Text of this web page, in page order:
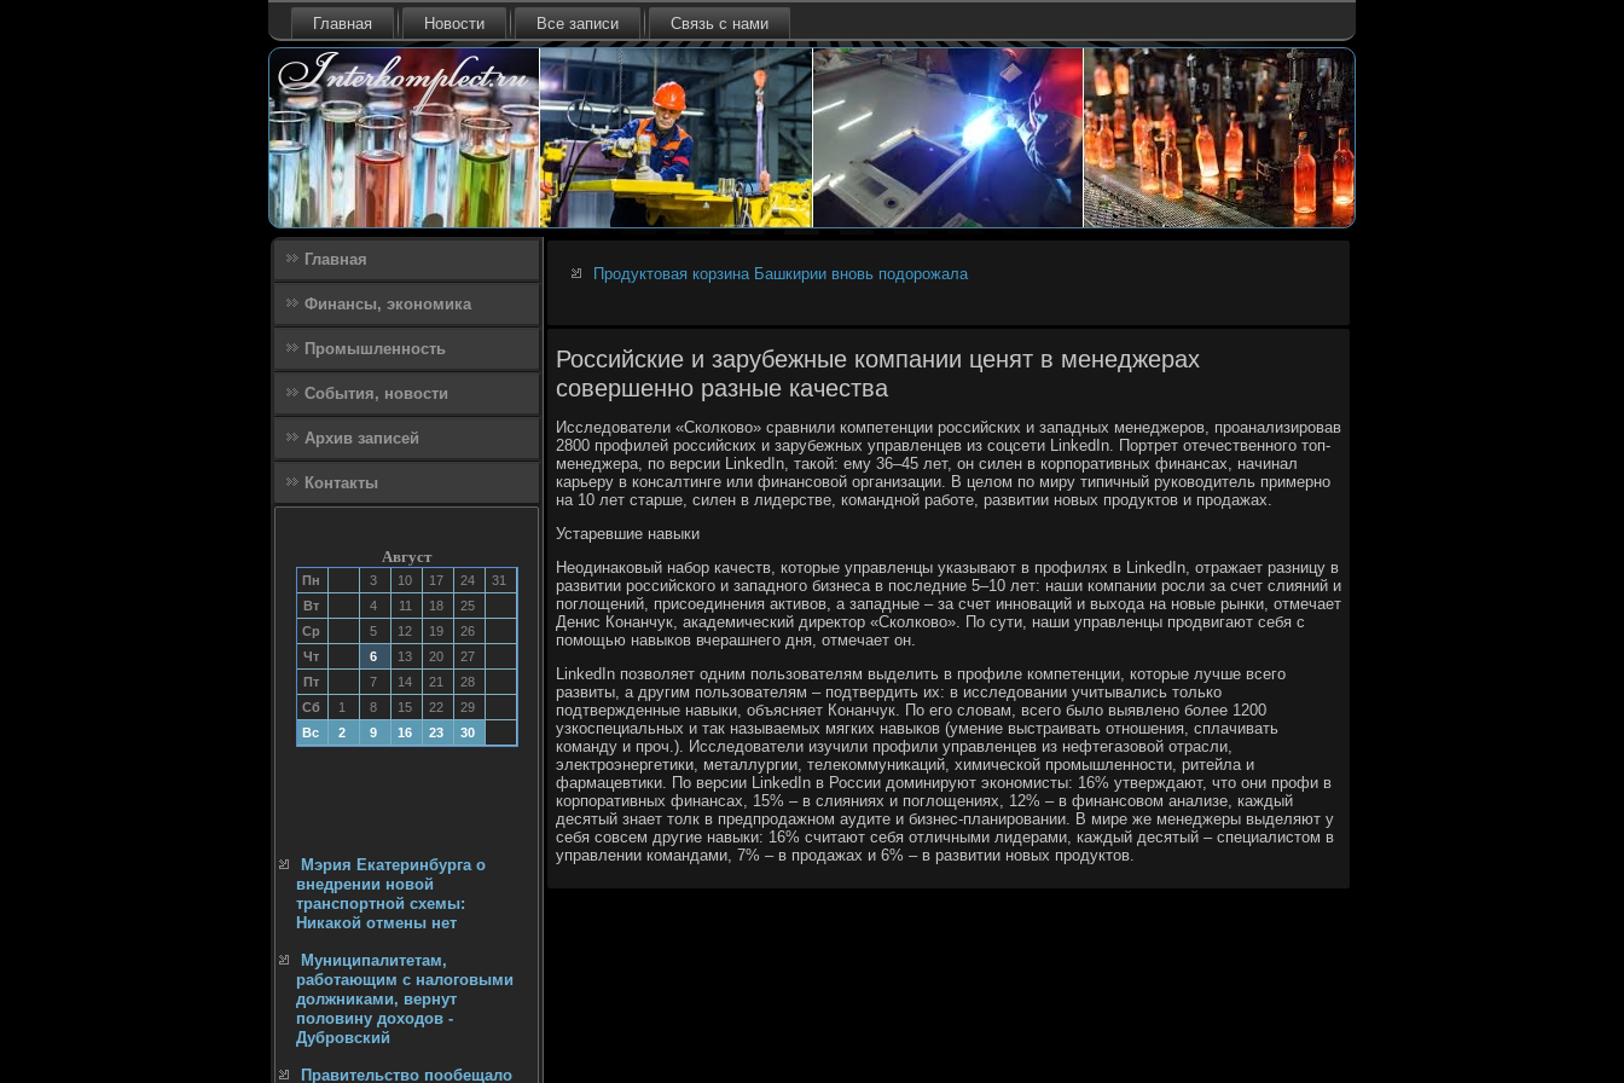
Главная Новости Все записи Связь с нами
Главная
Финансы, экономика
Промышленность
События, новости
Архив записей
Контакты
Август
Пн 3 10 17 24
31
Вт
4 11 18
25
Ср
5 12 19
26
Чт
6 13 20
27
Пт
7 14 21
28
Сб
1 8 15 22
29
Вс
2 9 16 23 30
Мэрия Екатеринбурга о
внедрении новой
транспортной схемы:
Никакой отмены нет
Муниципалитетам,
работающим с налоговыми
должниками, вернут
половину доходов -
Дубровский
Правительство пообещало
Продуктовая корзина Башкирии вновь подорожала
Российские и зарубежные компании ценят в менеджерах
совершенно разные качества
Исследователи «Сколково» сравнили компетенции российских и западных менеджеров, проанализировав
2800 профилей российских и зарубежных управленцев из соцсети LinkedIn. Портрет отечественного топ-
менеджера, по версии LinkedIn, такой: ему 36–45 лет, он силен в корпоративных финансах, начинал
карьеру в консалтинге или финансовой организации. В целом по миру типичный руководитель примерно
на 10 лет старше, силен в лидерстве, командной работе, развитии новых продуктов и продажах.
Устаревшие навыки
Неодинаковый набор качеств, которые управленцы указывают в профилях в LinkedIn, отражает разницу в
развитии российского и западного бизнеса в последние 5–10 лет: наши компании росли за счет слияний и
поглощений, присоединения активов, а западные – за счет инноваций и выхода на новые рынки, отмечает
Денис Конанчук, академический директор «Сколково». По сути, наши управленцы продвигают себя с
помощью навыков вчерашнего дня, отмечает он.
LinkedIn позволяет одним пользователям выделить в профиле компетенции, которые лучше всего
развиты, а другим пользователям – подтвердить их: в исследовании учитывались только
подтвержденные навыки, объясняет Конанчук. По его словам, всего было выявлено более 1200
узкоспециальных и так называемых мягких навыков (умение выстраивать отношения, сплачивать
команду и проч.). Исследователи изучили профили управленцев из нефтегазовой отрасли,
электроэнергетики, металлургии, телекоммуникаций, химической промышленности, ритейла и
фармацевтики. По версии LinkedIn в России доминируют экономисты: 16% утверждают, что они профи в
корпоративных финансах, 15% – в слияниях и поглощениях, 12% – в финансовом анализе, каждый
десятый знает толк в предпродажном аудите и бизнес-планировании. В мире же менеджеры выделяют у
себя совсем другие навыки: 16% считают себя отличными лидерами, каждый десятый – специалистом в
управлении командами, 7% – в продажах и 6% – в развитии новых продуктов.